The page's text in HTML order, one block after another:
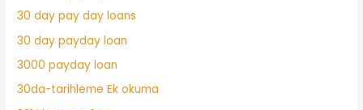
30 day pay day loans
30 day payday loan
3000 payday loan
30da-tarihleme Ek okuma